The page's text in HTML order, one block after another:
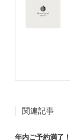
関連記事